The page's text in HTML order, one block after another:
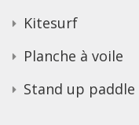
Kitesurf
Planche à voile
Stand up paddle